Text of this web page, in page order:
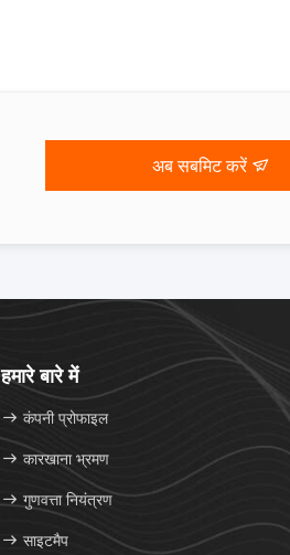
अब सबमिट करें
हमारे बारे में
कंपनी प्रोफाइल
कारखाना भ्रमण
गुणवत्ता नियंत्रण
साइटमैप